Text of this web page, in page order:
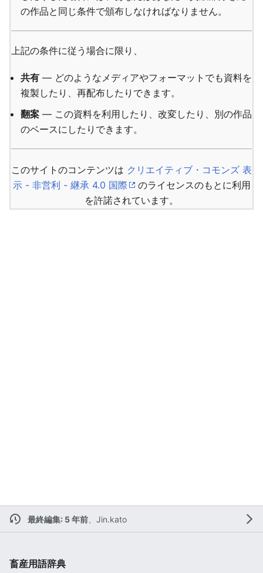
の作品と同じ条件で頒布しなければなりません。
上記の条件に従う場合に限り、
共有 — どのようなメディアやフォーマットでも資料を
複製したり、再配布したりできます。
翻案 — この資料を利用したり、改変したり、別の作品
のベースにしたりできます。
このサイトのコンテンツは クリエイティブ・コモンズ 表
示 - 非営利 - 継承 4.0 国際
のライセンスのもとに利用
を許諾されています。
最終編集: 5 年前、 Jin.kato
畜産用語辞典